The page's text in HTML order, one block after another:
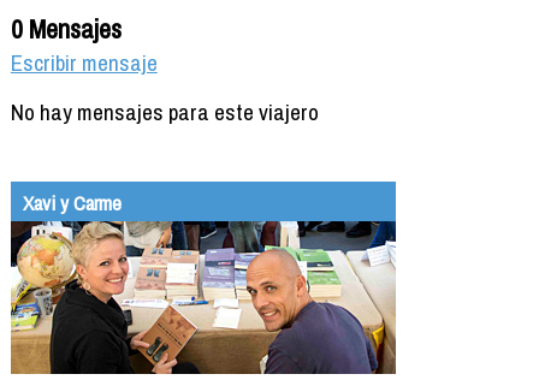
0 Mensajes
Escribir mensaje
No hay mensajes para este viajero
Xavi y Carme